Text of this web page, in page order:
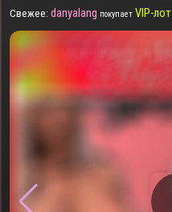
Свежее: danyalang покупает VIP-лот